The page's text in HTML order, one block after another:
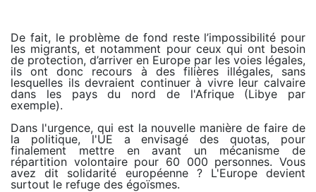
De fait, le problème de fond reste l’impossibilité pour
les migrants, et notamment pour ceux qui ont besoin
de protection, d’arriver en Europe par les voies légales,
ils ont donc recours à des filières illégales, sans
lesquelles ils devraient continuer à vivre leur calvaire
dans les pays du nord de l'Afrique (Libye par
exemple).
Dans l'urgence, qui est la nouvelle manière de faire de
la politique, l'UE a envisagé des quotas, pour
finalement mettre en avant un mécanisme de
répartition volontaire pour 60 000 personnes. Vous
avez dit solidarité européenne ? L'Europe devient
surtout le refuge des égoïsmes.